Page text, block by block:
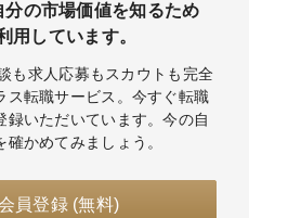
分の市場価値を知るため
用しています。
も求人応募もスカウトも完全
ス転職サービス。今すぐ転職
録いただいています。今の自
かめてみましょう。
員登録 (無料)